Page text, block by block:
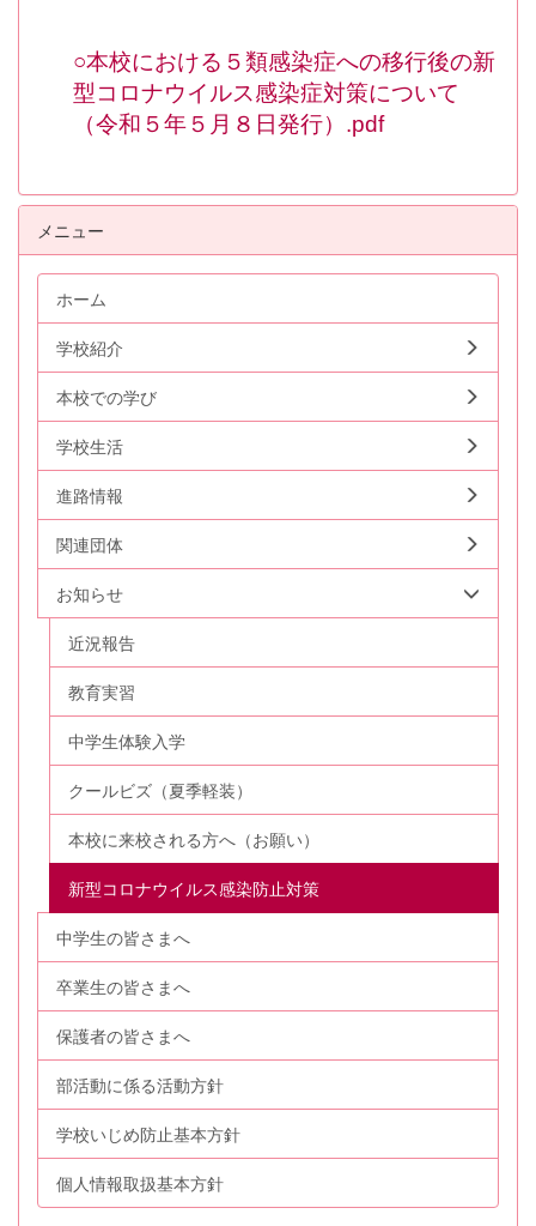
○本校における５類感染症への移行後の新
型コロナウイルス感染症対策について
（令和５年５月８日発行）.pdf
メニュー
ホーム
学校紹介
本校での学び
学校生活
進路情報
関連団体
お知らせ
近況報告
教育実習
中学生体験入学
クールビズ（夏季軽装）
本校に来校される方へ（お願い）
新型コロナウイルス感染防止対策
中学生の皆さまへ
卒業生の皆さまへ
保護者の皆さまへ
部活動に係る活動方針
学校いじめ防止基本方針
個人情報取扱基本方針